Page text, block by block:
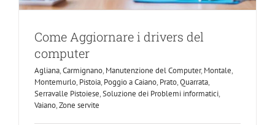
Come Aggiornare i drivers del
computer
Agliana,Carmignano, Manutenzione del Computer, Montale,
Montemurlo, Pistoia, Poggio a Caiano, Prato,Quarrata,
Serravalle Pistoiese,Soluzione dei Problemi informatici,
Vaiano,Zone servite